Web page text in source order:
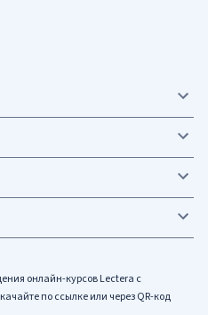
онлайн-курсов Lectera c
по ссылке или через QR-код